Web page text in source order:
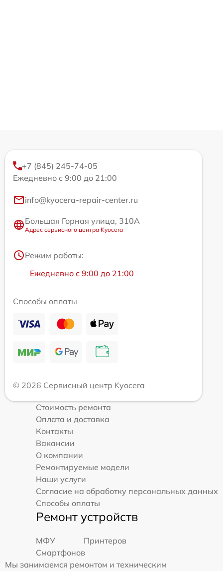
+7 (845) 245-74-05
Ежедневно с 9:00 до 21:00
info@kyocera-repair-center.ru
Большая Горная улица, 310А
Адрес сервисного центра Kyocera
Режим работы:
Ежедневно с 9:00 до 21:00
Способы оплаты
© 2026 Сервисный центр Kyocera
Стоимость ремонта
Оплата и доставка
Контакты
Вакансии
О компании
Ремонтируемые модели
Наши услуги
Согласие на обработку персональных данных
Способы оплаты
Ремонт устройств
МФУ
Принтеров
Смартфонов
Мы занимаемся ремонтом и техническим